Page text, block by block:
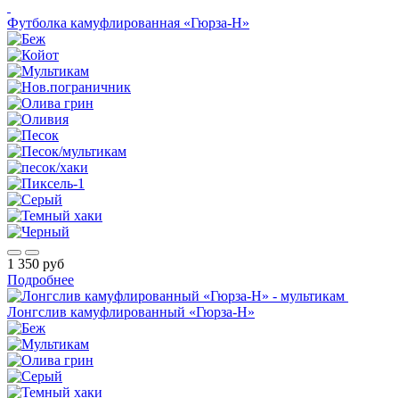
Футболка камуфлированная «Гюрза-Н»
1 350 руб
Подробнее
Лонгслив камуфлированный «Гюрза-Н»